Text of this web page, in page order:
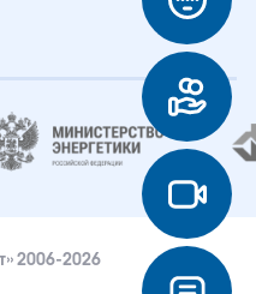
2006-2026